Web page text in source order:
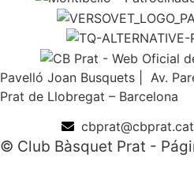
Pavelló Joan Busquets | Av.
Prat de Llobregat – Barcelona
cbprat@cbprat.cat
© Club Bàsquet Prat -